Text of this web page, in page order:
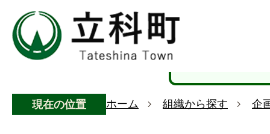
現在の位置 ホーム 組織から探す 企